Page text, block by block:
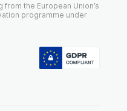
the European Union’s
programme under